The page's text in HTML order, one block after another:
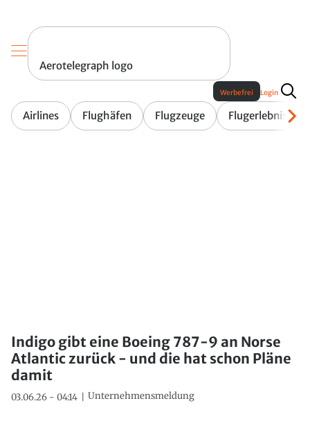
Aerotelegraph logo
Airlines Flughäfen Flugzeuge Flugerlebnis
Werbefrei Login
Indigo gibt eine Boeing 787-9 an Norse
Atlantic zurück - und die hat schon Pläne
damit
03.06.26 - 04:14 Unternehmensmeldung